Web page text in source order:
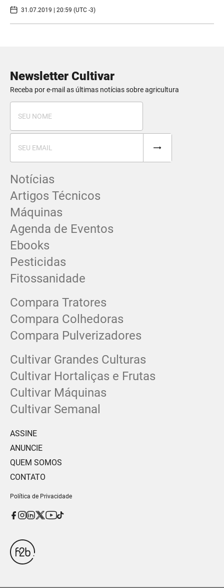
31.07.2019 | 20:59 (UTC -3)
Newsletter Cultivar
Receba por e-mail as últimas notícias sobre agricultura
Notícias
Artigos Técnicos
Máquinas
Agenda de Eventos
Ebooks
Pesticidas
Fitossanidade
Compara Tratores
Compara Colhedoras
Compara Pulverizadores
Cultivar Grandes Culturas
Cultivar Hortaliças e Frutas
Cultivar Máquinas
Cultivar Semanal
ASSINE
ANUNCIE
QUEM SOMOS
CONTATO
Política de Privacidade